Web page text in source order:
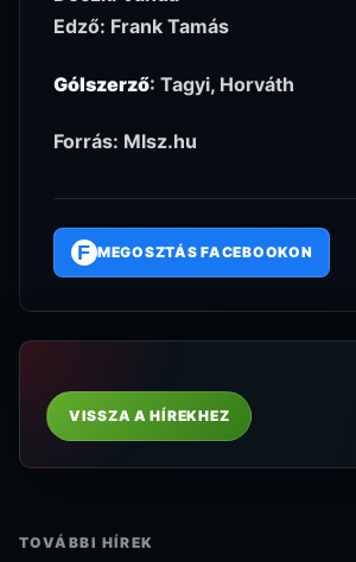
Edző: Frank Tamás
Gólszerző: Tagyi, Horváth
Forrás: Mlsz.hu
F MEGOSZTÁS FACEBOOKON
VISSZA A HÍREKHEZ
TOVÁBBI HÍREK